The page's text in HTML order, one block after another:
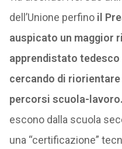
dell’Unione perfino il
auspicato un maggior
apprendistato tedesco
cercando di
percorsi scuola-lavoro.
escono dalla scuola
una “certificazione”